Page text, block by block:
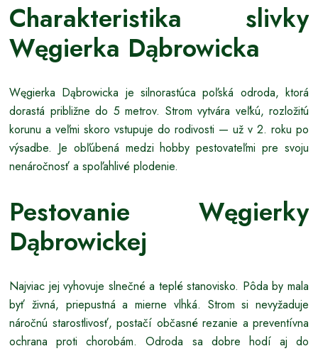
Charakteristika slivky
Węgierka Dąbrowicka
Węgierka Dąbrowicka je silnorastúca poľská odroda, ktorá
dorastá približne do 5 metrov. Strom vytvára veľkú, rozložitú
korunu a veľmi skoro vstupuje do rodivosti — už v 2. roku po
výsadbe. Je obľúbená medzi hobby pestovateľmi pre svoju
nenáročnosť a spoľahlivé plodenie.
Pestovanie Węgierky
Dąbrowickej
Najviac jej vyhovuje slnečné a teplé stanovisko. Pôda by mala
byť živná, priepustná a mierne vlhká. Strom si nevyžaduje
náročnú starostlivosť, postačí občasné rezanie a preventívna
ochrana proti chorobám. Odroda sa dobre hodí aj do